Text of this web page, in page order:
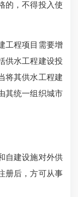
的，不得投入使
程项目需要增
供水工程建设投
将其供水工程建
其统一组织城市
建设施对外供
册后，方可从事